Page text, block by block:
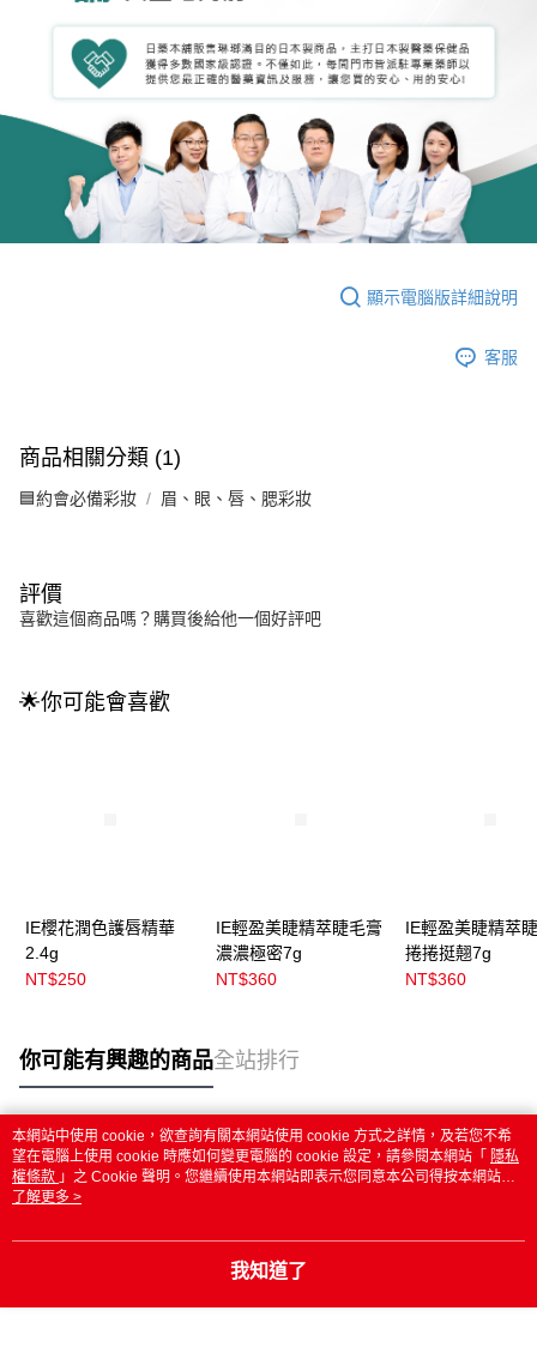
顯示電腦版詳細說明
客服
商品相關分類 (1)
🟦約會必備彩妝 眉、眼、唇、腮彩妝
評價
喜歡這個商品嗎？購買後給他一個好評吧
🌟你可能會喜歡
IE櫻花潤色護唇精華
2.4g
NT$250
IE輕盈美睫精萃睫毛膏
濃濃極密7g
NT$360
IE輕盈美睫精萃
捲捲挺翹7g
NT$360
你可能有興趣的商品全站排行
熱門標籤
本網站中使用 cookie，欲查詢有關本網站使用 cookie 方式之詳情，及若您不希
望在電腦上使用 cookie 時應如何變更電腦的 cookie 設定，請參閱本網站「 隱私
權條款 」之 Cookie 聲明。您繼續使用本網站即表示您同意本公司得按本網站使
用條款之 Cookie 聲明使用 cookie。
了解更多 >
我知道了